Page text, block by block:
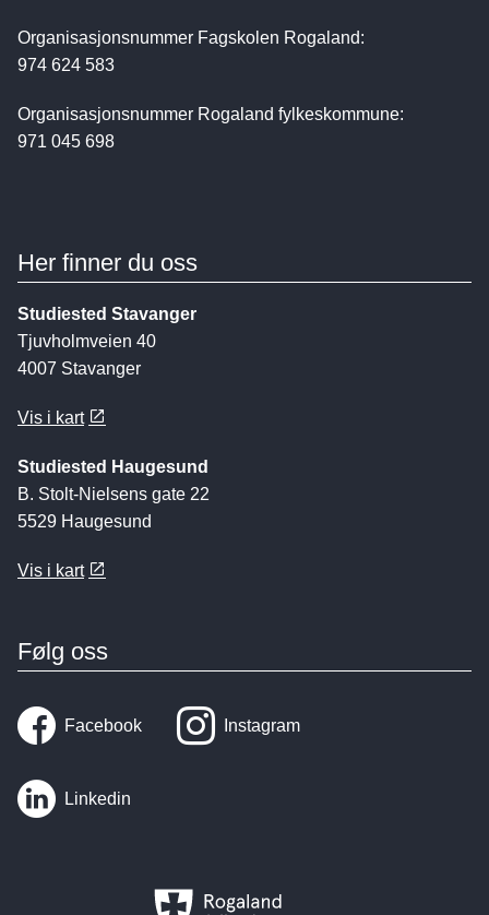
Organisasjonsnummer Fagskolen Rogaland:
974 624 583
Organisasjonsnummer Rogaland fylkeskommune:
971 045 698
Her finner du oss
Studiested Stavanger
Tjuvholmveien 40
4007 Stavanger
Vis i kart
Studiested Haugesund
B. Stolt-Nielsens gate 22
5529 Haugesund
Vis i kart
Følg oss
Facebook Instagram
Linkedin
Rogaland